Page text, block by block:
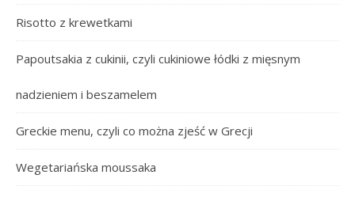
Risotto z krewetkami
Papoutsakia z cukinii, czyli cukiniowe łódki z mięsnym
nadzieniem i beszamelem
Greckie menu, czyli co można zjeść w Grecji
Wegetariańska moussaka